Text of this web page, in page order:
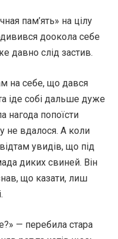
пам’ять» на цілу
доокола себе
давно слід застив.
на себе, що дався
іде собі дальше дуже
нагода попоїсти
не вдалося. А коли
увидів, що під
диких свиней. Він
що казати, лиш
— перебила стара